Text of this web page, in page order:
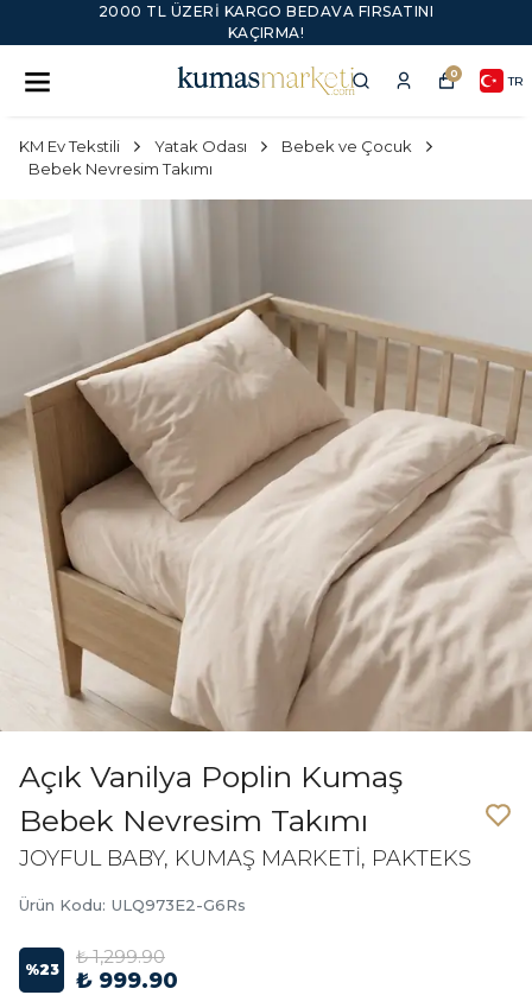
2000 TL ÜZERI KARGO BEDAVA FIRSATINI
KAÇIRMA!
0 TR
KM Ev Tekstili Yatak Odası
Bebek ve Çocuk
Bebek Nevresim Takımı
Açık Vanilya Poplin Kumaş
Bebek Nevresim Takımı
JOYFUL BABY, KUMAŞ MARKETİ, PAKTEKS
Ürün Kodu: ULQ973E2-G6Rs
%23
₺ 1,299.90
₺ 999.90